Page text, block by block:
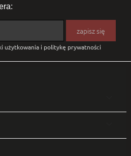
użytkowania i politykę prywatności